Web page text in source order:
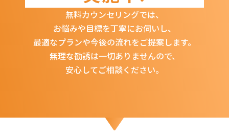
無料カウンセリングでは、
お悩みや目標を丁寧にお伺いし、
最適なプランや今後の流れをご提案します。
無理な勧誘は一切ありませんので、
安心してご相談ください。